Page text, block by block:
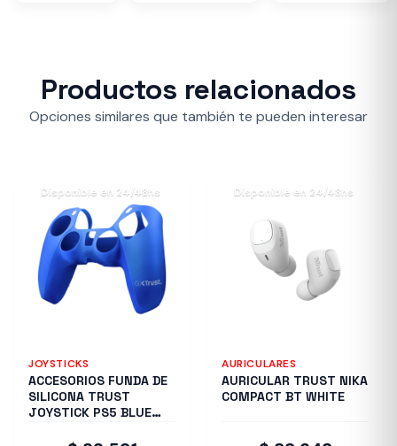
Productos relacionados
Opciones similares que también te pueden interesar
Disponible en 24/48hs
JOYSTICKS
ACCESORIOS FUNDA DE
SILICONA TRUST
JOYSTICK PS5 BLUE
Disponible en 24/48hs
AURICULARES
AURICULAR TRUST NIKA
COMPACT BT WHITE